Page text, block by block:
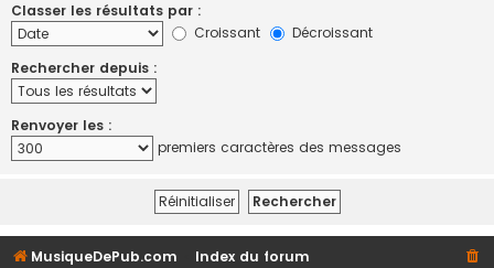
Classer les résultats par :
Croissant
Décroissant
Rechercher depuis :
Renvoyer les :
premiers caractères des messages
MusiqueDePub.com
Index du forum